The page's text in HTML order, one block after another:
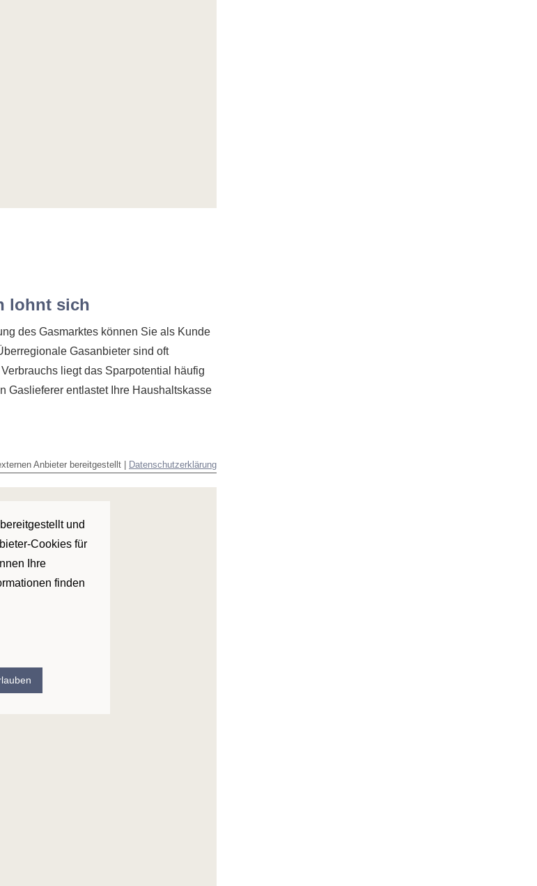
lohnt sich
des Gasmarktes können Sie als Kunde
Gasanbieter sind oft
liegt das Sparpotential häufig
Gaslieferer entlastet Ihre Haushaltskasse
Anbieter bereitgestellt | Datenschutzerklärung
und
Cookies für
Ihre
finden